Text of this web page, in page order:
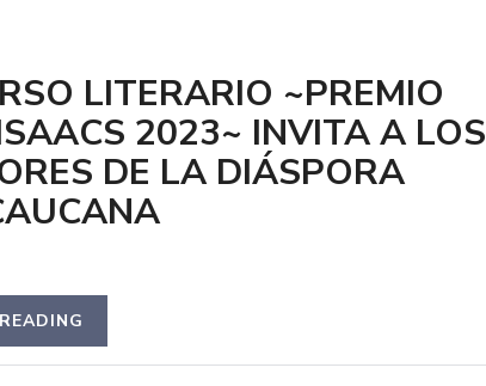
LITERARIO ~PREMIO
2023~ INVITA A LOS
DE LA DIÁSPORA